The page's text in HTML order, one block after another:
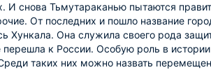
И снова Тьмутараканью пытаются
От последних и пошло название
Хункала. Она служила своего рода
перешла к России. Особую роль в
таких них можно назвать